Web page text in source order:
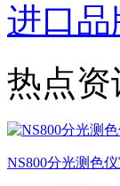
进口品
热点资
NS800分光测色